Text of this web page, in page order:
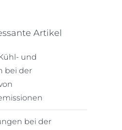
Artikel
und
bei der
bei der